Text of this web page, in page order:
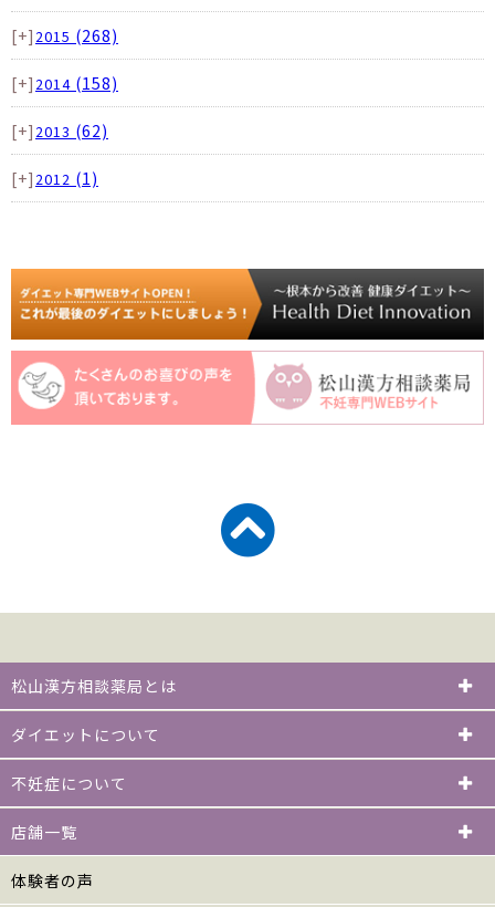
[+] 2015 (268)
[+] 2014 (158)
[+] 2013 (62)
[+] 2012 (1)
松山漢方相談薬局とは
ダイエットについて
不妊症について
店舗一覧
体験者の声